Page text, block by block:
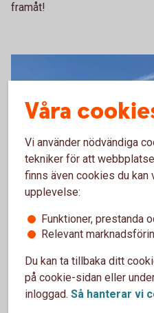
framåt!
Våra
Vi använder nödvändiga
tekniker för att
finns även cookies du kan
upplevelse:
Funktioner, prestanda
Relevant
Du kan ta tillbaka ditt
på cookie-sidan eller
inloggad. Så hanterar vi